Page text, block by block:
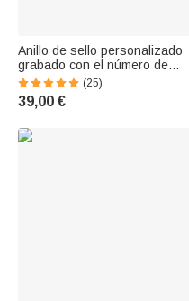
Anillo de sello personalizado
grabado con el número de
equipo de baloncesto fútbol
deporte joyería regalo de
cumpleaños para los
(25)
39,00 €